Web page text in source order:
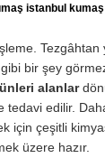
istanbul kumaş
bir şey
alanlar
tedavi edilir.
için çeşitli
üzere hazır.